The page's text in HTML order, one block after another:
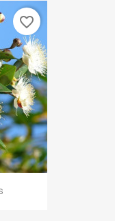
favorite_border